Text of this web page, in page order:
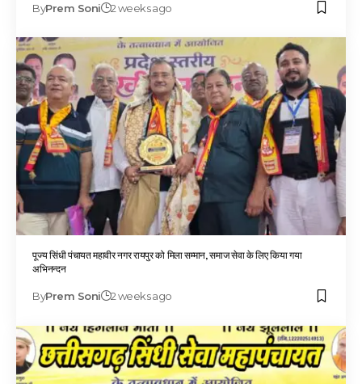
ByPrem Soni 2 weeks ago
पूज्य सिंधी पंचायत महावीर नगर रायपुर को मिला सम्मान, समाज सेवा के लिए किया गया
अभिनन्दन
ByPrem Soni 2 weeks ago